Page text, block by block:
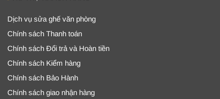
Dịch vụ sửa ghế văn phòng
Chính sách Thanh toán
Chính sách Đổi trả và Hoàn tiền
Chính sách Kiểm hàng
Chính sách Bảo Hành
Chính sách giao nhận hàng